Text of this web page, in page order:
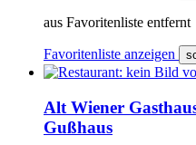
aus Favoritenliste entfernt
Favoritenliste anzeigen
Alt Wiener
Gußhaus